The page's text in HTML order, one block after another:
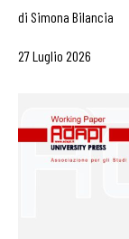
di Simona Bilancia
27 Luglio 2026